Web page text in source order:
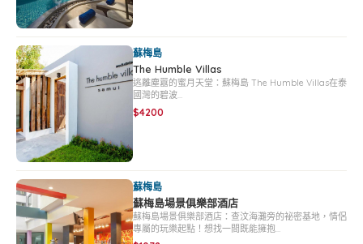
蘇梅島
The Humble Villas
逃離塵囂的蜜月天堂：蘇梅島 The Humble Villas在泰
國灣的碧波…
$4200
蘇梅島
蘇梅島場景俱樂部酒店
蘇梅島場景俱樂部酒店：查汶海灘旁的祕密基地，情侶
專屬的玩樂起點！想找一間既能擁抱…